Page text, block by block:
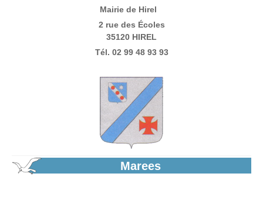
Projet de boulangerie, pâtisserie en coeur de bourg à Hirel. Dossier
Mairie de Hirel
2 rue des Écoles
35120 HIREL
Tél. 02 99 48 93 93
Marees